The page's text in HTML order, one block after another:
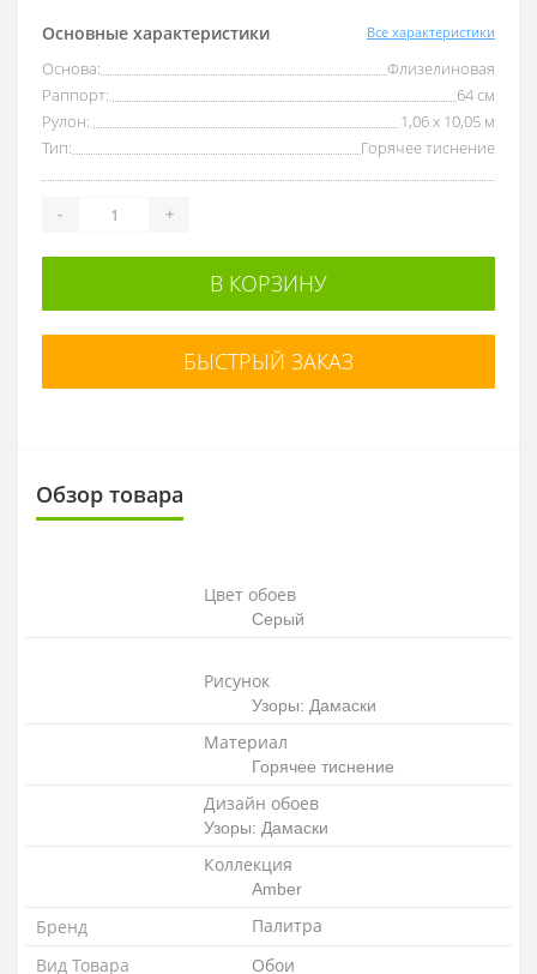
Основные характеристики Все характеристики
Основа:
Флизелиновая
Раппорт:
64 см
Рулон:
1,06 x 10,05 м
Тип:
Горячее тиснение
- +
В КОРЗИНУ
БЫСТРЫЙ ЗАКАЗ
Обзор товара
Цвет обоев
Серый
Рисунок
Узоры: Дамаски
Материал
Горячее тиснение
Дизайн обоев
Узоры: Дамаски
Коллекция
Amber
Бренд
Палитра
Вид Товара
Обои